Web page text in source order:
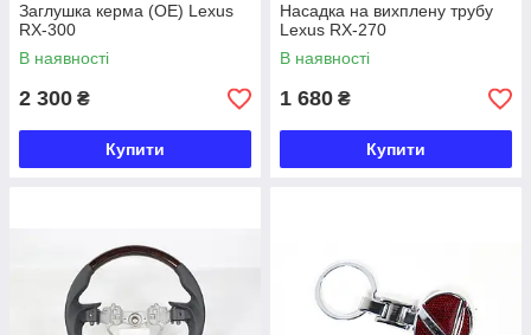
Заглушка керма (ОЕ) Lexus
RX-300
В наявності
2 300 ₴
Купити
Насадка на вихплену трубу
Lexus RX-270
В наявності
1 680 ₴
Купити